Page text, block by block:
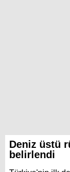
Deniz üstü
belirlendi